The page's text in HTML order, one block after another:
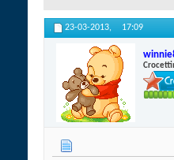
23-03-2013, 17:09